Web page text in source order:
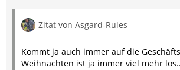
Zitat von Asgard-Rules
Kommt ja auch immer auf die
Weihnachten ist ja immer viel mehr